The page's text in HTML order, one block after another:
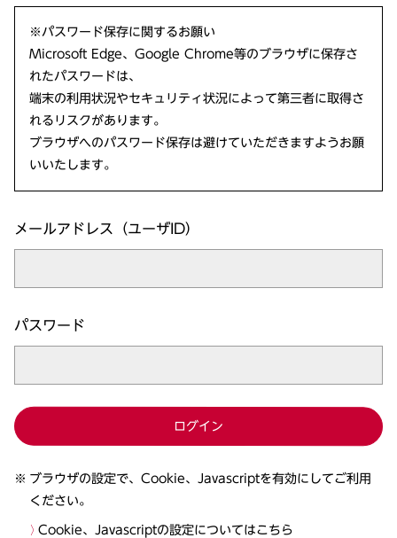
※パスワード保存に関するお願い
Microsoft Edge、Google Chrome等のブラウザに保存さ
れたパスワードは、
端末の利用状況やセキュリティ状況によって第三者に取得さ
れるリスクがあります。
ブラウザへのパスワード保存は避けていただきますようお願
いいたします。
メールアドレス（ユーザID）
パスワード
ログイン
ブラウザの設定で、Cookie、Javascriptを有効にしてご利用
ください。
Cookie、Javascriptの設定についてはこちら